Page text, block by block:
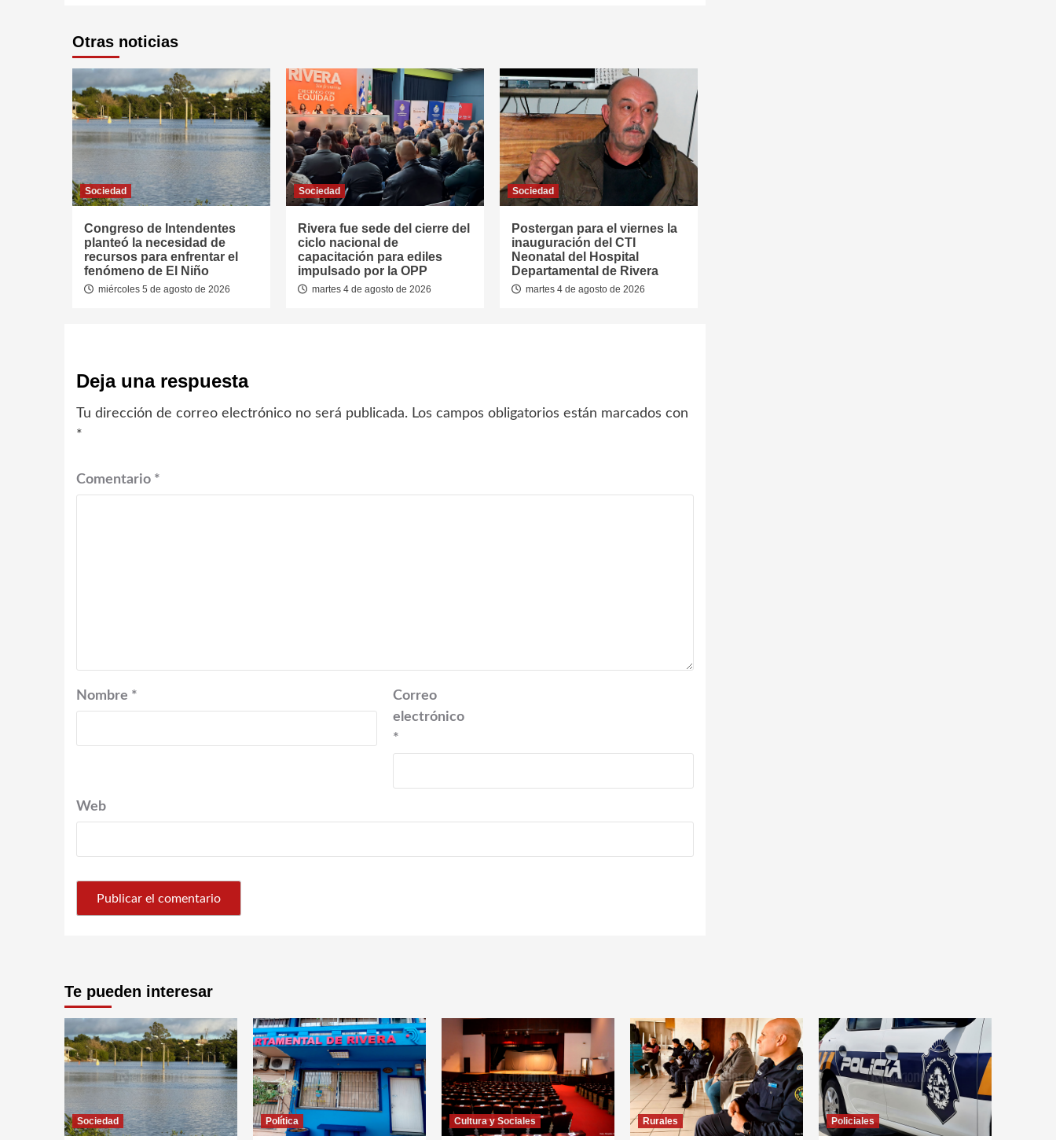
Otras noticias
Sociedad
Congreso de Intendentes
planteó la necesidad de
recursos para enfrentar el
fenómeno de El Niño
miércoles 5 de agosto de 2026
Sociedad
Rivera fue sede del cierre del
ciclo nacional de
capacitación para ediles
impulsado por la OPP
martes 4 de agosto de 2026
Sociedad
Postergan para el viernes la
inauguración del CTI
Neonatal del Hospital
Departamental de Rivera
martes 4 de agosto de 2026
Deja una respuesta
Tu dirección de correo electrónico no será publicada. Los campos obligatorios están marcados con
*
Comentario *
Nombre *
Correo
electrónico
*
Web
Te pueden interesar
Sociedad Política Cultura y Sociales Rurales Policiales